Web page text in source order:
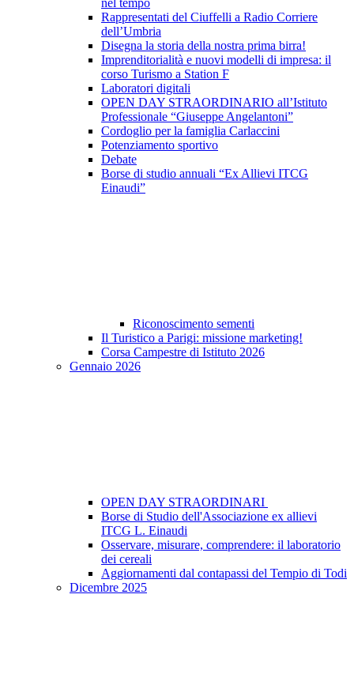
nel tempo
Rappresentati del Ciuffelli a Radio Corriere
dell’Umbria
Disegna la storia della nostra prima birra!
Imprenditorialità e nuovi modelli di impresa: il
corso Turismo a Station F
Laboratori digitali
OPEN DAY STRAORDINARIO all’Istituto
Professionale “Giuseppe Angelantoni”
Cordoglio per la famiglia Carlaccini
Potenziamento sportivo
Debate
Borse di studio annuali “Ex Allievi ITCG
Einaudi”
Riconoscimento sementi
Il Turistico a Parigi: missione marketing!
Corsa Campestre di Istituto 2026
Gennaio 2026
OPEN DAY STRAORDINARI
Borse di Studio dell'Associazione ex allievi
ITCG L. Einaudi
Osservare, misurare, comprendere: il laboratorio
dei cereali
Aggiornamenti dal contapassi del Tempio di Todi
Dicembre 2025